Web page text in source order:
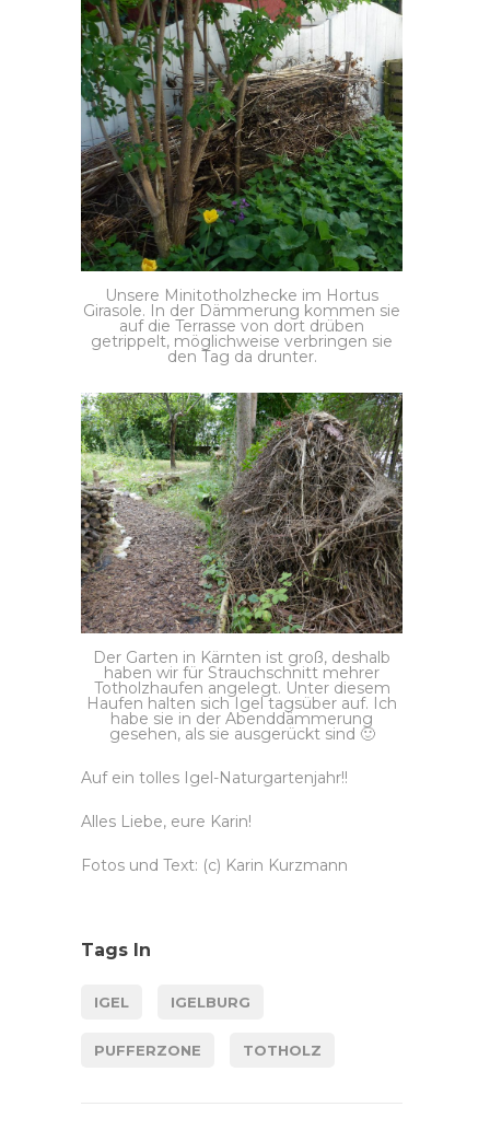
Unsere Minitotholzhecke im Hortus
Girasole. In der Dämmerung kommen sie
auf die Terrasse von dort drüben
getrippelt, möglichweise verbringen sie
den Tag da drunter.
Der Garten in Kärnten ist groß, deshalb
haben wir für Strauchschnitt mehrer
Totholzhaufen angelegt. Unter diesem
Haufen halten sich Igel tagsüber auf. Ich
habe sie in der Abenddämmerung
gesehen, als sie ausgerückt sind 🙂
Auf ein tolles Igel-Naturgartenjahr!!
Alles Liebe, eure Karin!
Fotos und Text: (c) Karin Kurzmann
Tags In
IGEL IGELBURG
PUFFERZONE TOTHOLZ